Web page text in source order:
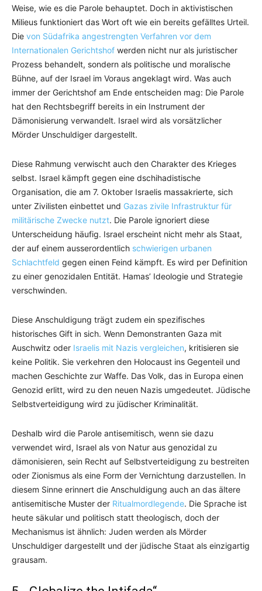
Weise, wie es die Parole behauptet. Doch in aktivistischen
Milieus funktioniert das Wort oft wie ein bereits gefälltes Urteil.
Die von Südafrika angestrengten Verfahren vor dem
Internationalen Gerichtshof werden nicht nur als juristischer
Prozess behandelt, sondern als politische und moralische
Bühne, auf der Israel im Voraus angeklagt wird. Was auch
immer der Gerichtshof am Ende entscheiden mag: Die Parole
hat den Rechtsbegriff bereits in ein Instrument der
Dämonisierung verwandelt. Israel wird als vorsätzlicher
Mörder Unschuldiger dargestellt.
Diese Rahmung verwischt auch den Charakter des Krieges
selbst. Israel kämpft gegen eine dschihadistische
Organisation, die am 7. Oktober Israelis massakrierte, sich
unter Zivilisten einbettet und Gazas zivile Infrastruktur für
militärische Zwecke nutzt. Die Parole ignoriert diese
Unterscheidung häufig. Israel erscheint nicht mehr als Staat,
der auf einem ausserordentlich schwierigen urbanen
Schlachtfeld gegen einen Feind kämpft. Es wird per Definition
zu einer genozidalen Entität. Hamas’ Ideologie und Strategie
verschwinden.
Diese Anschuldigung trägt zudem ein spezifisches
historisches Gift in sich. Wenn Demonstranten Gaza mit
Auschwitz oder Israelis mit Nazis vergleichen, kritisieren sie
keine Politik. Sie verkehren den Holocaust ins Gegenteil und
machen Geschichte zur Waffe. Das Volk, das in Europa einen
Genozid erlitt, wird zu den neuen Nazis umgedeutet. Jüdische
Selbstverteidigung wird zu jüdischer Kriminalität.
Deshalb wird die Parole antisemitisch, wenn sie dazu
verwendet wird, Israel als von Natur aus genozidal zu
dämonisieren, sein Recht auf Selbstverteidigung zu bestreiten
oder Zionismus als eine Form der Vernichtung darzustellen. In
diesem Sinne erinnert die Anschuldigung auch an das ältere
antisemitische Muster der Ritualmordlegende. Die Sprache ist
heute säkular und politisch statt theologisch, doch der
Mechanismus ist ähnlich: Juden werden als Mörder
Unschuldiger dargestellt und der jüdische Staat als einzigartig
grausam.